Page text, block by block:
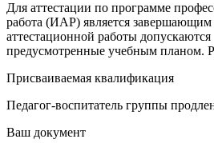
Для аттестации по программе
работа (ИАР) является
аттестационной работы
предусмотренные учебным планом.
Присваиваемая квалификация
Педагог-воспитатель группы
Ваш документ